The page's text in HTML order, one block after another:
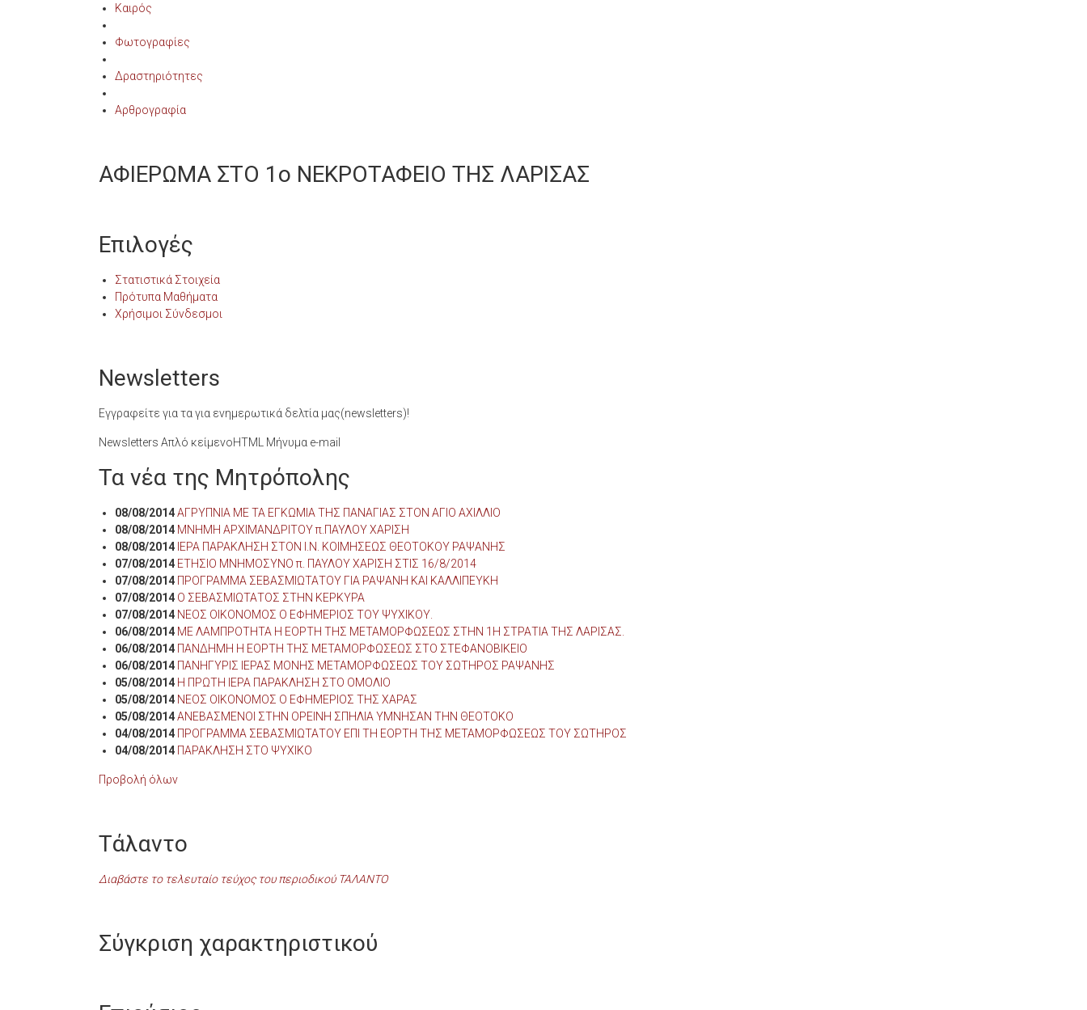
Καιρός
Φωτογραφίες
Δραστηριότητες
Αρθρογραφία
ΑΦΙΕΡΩΜΑ ΣΤΟ 1ο ΝΕΚΡΟΤΑΦΕΙΟ ΤΗΣ ΛΑΡΙΣΑΣ
Επιλογές
Στατιστικά Στοιχεία
Πρότυπα Μαθήματα
Χρήσιμοι Σύνδεσμοι
Newsletters
Εγγραφείτε για τα για ενημερωτικά δελτία μας(newsletters)!
Newsletters Απλό κείμενοHTML Μήνυμα e-mail
Τα νέα της Μητρόπολης
08/08/2014ΑΓΡΥΠΝΙΑ ΜΕ ΤΑ ΕΓΚΩΜΙΑ ΤΗΣ ΠΑΝΑΓΙΑΣ ΣΤΟΝ ΑΓΙΟ ΑΧΙΛΛΙΟ
08/08/2014 ΜΝΗΜΗ ΑΡΧΙΜΑΝΔΡΙΤΟΥ π.ΠΑΥΛΟΥ ΧΑΡΙΣΗ
08/08/2014 ΙΕΡΑ ΠΑΡΑΚΛΗΣΗ ΣΤΟΝ Ι.Ν. ΚΟΙΜΗΣΕΩΣ ΘΕΟΤΟΚΟΥ ΡΑΨΑΝΗΣ
07/08/2014 ΕΤΗΣΙΟ ΜΝΗΜΟΣΥΝΟ π. ΠΑΥΛΟΥ ΧΑΡΙΣΗ ΣΤΙΣ 16/8/2014
07/08/2014 ΠΡΟΓΡΑΜΜΑ ΣΕΒΑΣΜΙΩΤΑΤΟΥ ΓΙΑ ΡΑΨΑΝΗ ΚΑΙ ΚΑΛΛΙΠΕΥΚΗ
07/08/2014 Ο ΣΕΒΑΣΜΙΩΤΑΤΟΣ ΣΤΗΝ ΚΕΡΚΥΡΑ
07/08/2014 ΝΕΟΣ ΟΙΚΟΝΟΜΟΣ Ο ΕΦΗΜΕΡΙΟΣ ΤΟΥ ΨΥΧΙΚΟΥ.
06/08/2014 ΜΕ ΛΑΜΠΡΟΤΗΤΑ Η ΕΟΡΤΗ ΤΗΣ ΜΕΤΑΜΟΡΦΩΣΕΩΣ ΣΤΗΝ 1Η ΣΤΡΑΤΙΑ ΤΗΣ ΛΑΡΙΣΑΣ.
06/08/2014 ΠΑΝΔΗΜΗ Η ΕΟΡΤΗ ΤΗΣ ΜΕΤΑΜΟΡΦΩΣΕΩΣ ΣΤΟ ΣΤΕΦΑΝΟΒΙΚΕΙΟ
06/08/2014 ΠΑΝΗΓΥΡΙΣ ΙΕΡΑΣ ΜΟΝΗΣ ΜΕΤΑΜΟΡΦΩΣΕΩΣ ΤΟΥ ΣΩΤΗΡΟΣ ΡΑΨΑΝΗΣ
05/08/2014 Η ΠΡΩΤΗ ΙΕΡΑ ΠΑΡΑΚΛΗΣΗ ΣΤΟ ΟΜΟΛΙΟ
05/08/2014 ΝΕΟΣ ΟΙΚΟΝΟΜΟΣ Ο ΕΦΗΜΕΡΙΟΣ ΤΗΣ ΧΑΡΑΣ
05/08/2014ΑΝΕΒΑΣΜΕΝΟΙ ΣΤΗΝ ΟΡΕΙΝΗ ΣΠΗΛΙΑ ΥΜΝΗΣΑΝ ΤΗΝ ΘΕΟΤΟΚΟ
04/08/2014 ΠΡΟΓΡΑΜΜΑ ΣΕΒΑΣΜΙΩΤΑΤΟΥ ΕΠΙ ΤΗ ΕΟΡΤΗ ΤΗΣ ΜΕΤΑΜΟΡΦΩΣΕΩΣ ΤΟΥ ΣΩΤΗΡΟΣ
04/08/2014 ΠΑΡΑΚΛΗΣΗ ΣΤΟ ΨΥΧΙΚΟ
Προβολή όλων
Τάλαντο
Διαβάστε το τελευταίο τεύχος του περιοδικού ΤΑΛΑΝΤΟ
Σύγκριση χαρακτηριστικού